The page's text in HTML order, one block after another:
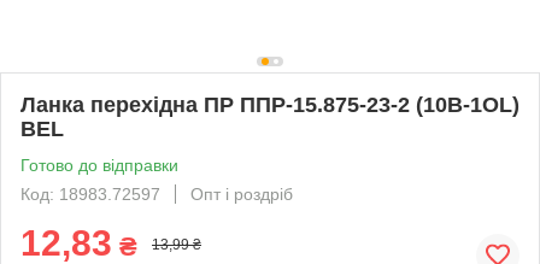
Ланка перехідна ПР ППР-15.875-23-2 (10B-1OL)
BEL
Готово до відправки
Код: 18983.72597
Опт і роздріб
12,83 ₴ 13,99 ₴